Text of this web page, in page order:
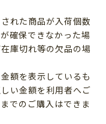
れた商品が入荷個数
確保できなかった場
庫切れ等の欠品の場
額を表示しているも
い金額を利用者へご
でのご購入はできま